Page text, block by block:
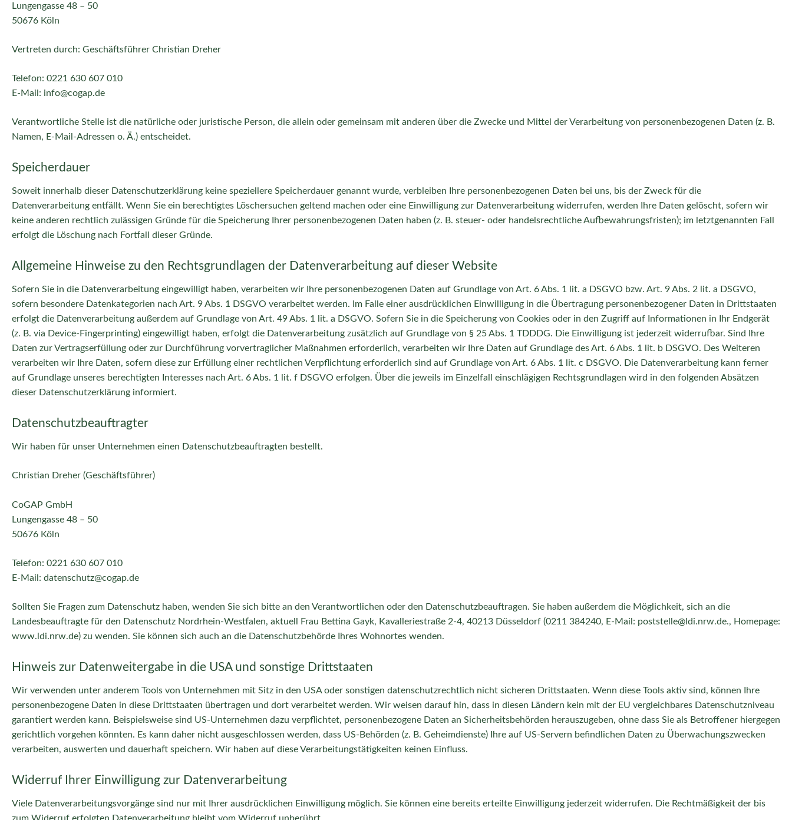
Lungengasse 48 – 50
50676 Köln
Vertreten durch: Geschäftsführer Christian Dreher
Telefon: 0221 630 607 010
E-Mail: info@cogap.de
Verantwortliche Stelle ist die natürliche oder juristische Person, die allein oder gemeinsam mit anderen über die Zwecke und Mittel der Verarbeitung von personenbezogenen Daten (z. B.
Namen, E-Mail-Adressen o. Ä.) entscheidet.
Speicherdauer
Soweit innerhalb dieser Datenschutzerklärung keine speziellere Speicherdauer genannt wurde, verbleiben Ihre personenbezogenen Daten bei uns, bis der Zweck für die
Datenverarbeitung entfällt. Wenn Sie ein berechtigtes Löschersuchen geltend machen oder eine Einwilligung zur Datenverarbeitung widerrufen, werden Ihre Daten gelöscht, sofern wir
keine anderen rechtlich zulässigen Gründe für die Speicherung Ihrer personenbezogenen Daten haben (z. B. steuer- oder handelsrechtliche Aufbewahrungsfristen); im letztgenannten Fall
erfolgt die Löschung nach Fortfall dieser Gründe.
Allgemeine Hinweise zu den Rechtsgrundlagen der Datenverarbeitung auf dieser Website
Sofern Sie in die Datenverarbeitung eingewilligt haben, verarbeiten wir Ihre personenbezogenen Daten auf Grundlage von Art. 6 Abs. 1 lit. a DSGVO bzw. Art. 9 Abs. 2 lit. a DSGVO,
sofern besondere Datenkategorien nach Art. 9 Abs. 1 DSGVO verarbeitet werden. Im Falle einer ausdrücklichen Einwilligung in die Übertragung personenbezogener Daten in Drittstaaten
erfolgt die Datenverarbeitung außerdem auf Grundlage von Art. 49 Abs. 1 lit. a DSGVO. Sofern Sie in die Speicherung von Cookies oder in den Zugriff auf Informationen in Ihr Endgerät
(z. B. via Device-Fingerprinting) eingewilligt haben, erfolgt die Datenverarbeitung zusätzlich auf Grundlage von § 25 Abs. 1 TDDDG. Die Einwilligung ist jederzeit widerrufbar. Sind Ihre
Daten zur Vertragserfüllung oder zur Durchführung vorvertraglicher Maßnahmen erforderlich, verarbeiten wir Ihre Daten auf Grundlage des Art. 6 Abs. 1 lit. b DSGVO. Des Weiteren
verarbeiten wir Ihre Daten, sofern diese zur Erfüllung einer rechtlichen Verpflichtung erforderlich sind auf Grundlage von Art. 6 Abs. 1 lit. c DSGVO. Die Datenverarbeitung kann ferner
auf Grundlage unseres berechtigten Interesses nach Art. 6 Abs. 1 lit. f DSGVO erfolgen. Über die jeweils im Einzelfall einschlägigen Rechtsgrundlagen wird in den folgenden Absätzen
dieser Datenschutzerklärung informiert.
Datenschutz­beauftragter
Wir haben für unser Unternehmen einen Datenschutzbeauftragten bestellt.
Christian Dreher (Geschäftsführer)
CoGAP GmbH
Lungengasse 48 – 50
50676 Köln
Telefon: 0221 630 607 010
E-Mail: datenschutz@cogap.de
Sollten Sie Fragen zum Datenschutz haben, wenden Sie sich bitte an den Verantwortlichen oder den Datenschutzbeauftragen. Sie haben außerdem die Möglichkeit, sich an die
Landesbeauftragte für den Datenschutz Nordrhein-Westfalen, aktuell Frau Bettina Gayk, Kavalleriestraße 2-4, 40213 Düsseldorf (0211 384240, E-Mail: poststelle@ldi.nrw.de., Homepage:
www.ldi.nrw.de) zu wenden. Sie können sich auch an die Datenschutzbehörde Ihres Wohnortes wenden.
Hinweis zur Datenweitergabe in die USA und sonstige Drittstaaten
Wir verwenden unter anderem Tools von Unternehmen mit Sitz in den USA oder sonstigen datenschutzrechtlich nicht sicheren Drittstaaten. Wenn diese Tools aktiv sind, können Ihre
personenbezogene Daten in diese Drittstaaten übertragen und dort verarbeitet werden. Wir weisen darauf hin, dass in diesen Ländern kein mit der EU vergleichbares Datenschutzniveau
garantiert werden kann. Beispielsweise sind US-Unternehmen dazu verpflichtet, personenbezogene Daten an Sicherheitsbehörden herauszugeben, ohne dass Sie als Betroffener hiergegen
gerichtlich vorgehen könnten. Es kann daher nicht ausgeschlossen werden, dass US-Behörden (z. B. Geheimdienste) Ihre auf US-Servern befindlichen Daten zu Überwachungszwecken
verarbeiten, auswerten und dauerhaft speichern. Wir haben auf diese Verarbeitungstätigkeiten keinen Einfluss.
Widerruf Ihrer Einwilligung zur Datenverarbeitung
Viele Datenverarbeitungsvorgänge sind nur mit Ihrer ausdrücklichen Einwilligung möglich. Sie können eine bereits erteilte Einwilligung jederzeit widerrufen. Die Rechtmäßigkeit der bis
zum Widerruf erfolgten Datenverarbeitung bleibt vom Widerruf unberührt.